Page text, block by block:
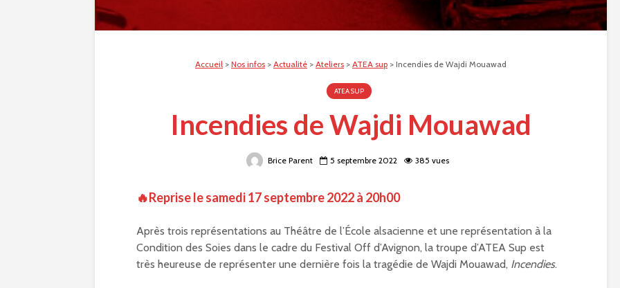
Accueil > Nos infos > Actualité > Ateliers > ATEA sup > Incendies de Wajdi Mouawad
ATEA SUP
Incendies de Wajdi Mouawad
Brice Parent 5 septembre 2022 385 vues
🔥Reprise le samedi 17 septembre 2022 à 20h00
Après trois représentations au Théâtre de l’École alsacienne et une représentation à la
Condition des Soies dans le cadre du Festival Off d’Avignon, la troupe d’ATEA Sup est
très heureuse de représenter une dernière fois la tragédie de Wajdi Mouawad, Incendies.